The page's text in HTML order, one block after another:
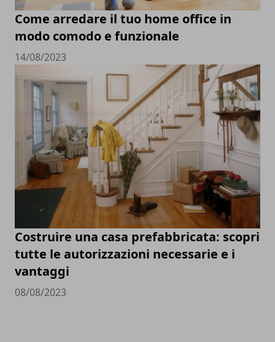
Come arredare il tuo home office in
modo comodo e funzionale
14/08/2023
Costruire una casa prefabbricata: scopri
tutte le autorizzazioni necessarie e i
vantaggi
08/08/2023